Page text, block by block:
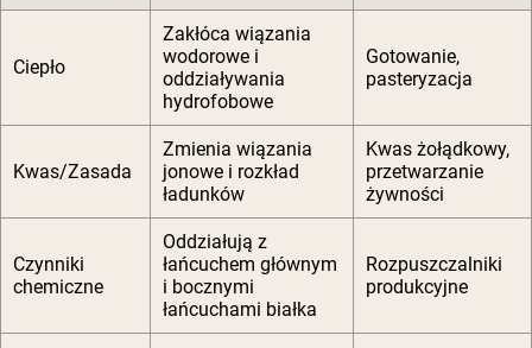
Ciepło
Zakłóca wiązania
wodorowe i
oddziaływania
hydrofobowe
Gotowanie,
pasteryzacja
Kwas/Zasada
Zmienia wiązania
jonowe i rozkład
ładunków
Kwas żołądkowy,
przetwarzanie
żywności
Czynniki
chemiczne
Oddziałują z
łańcuchem głównym
i bocznymi
łańcuchami białka
Rozpuszczalniki
produkcyjne